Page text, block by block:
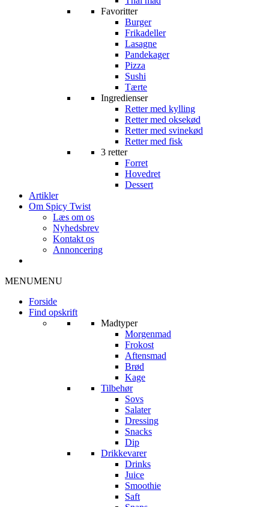
Favoritter
Burger
Frikadeller
Lasagne
Pandekager
Pizza
Sushi
Tærte
Ingredienser
Retter med kylling
Retter med oksekød
Retter med svinekød
Retter med fisk
3 retter
Forret
Hovedret
Dessert
Artikler
Om Spicy Twist
Læs om os
Nyhedsbrev
Kontakt os
Annoncering
MENUMENU
Forside
Find opskrift
Madtyper
Morgenmad
Frokost
Aftensmad
Brød
Kage
Tilbehør
Sovs
Salater
Dressing
Snacks
Dip
Drikkevarer
Drinks
Juice
Smoothie
Saft